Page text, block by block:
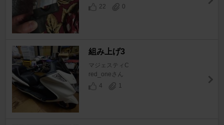
22
0
組み上げ3
マジェスティC
red_oneさん
4
1